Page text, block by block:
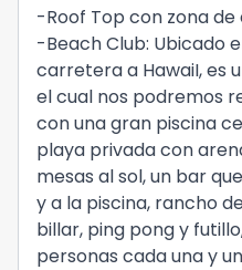
-Roof Top con zona
-Beach Club: Ubicado
carretera a HawaiI, es
el cual nos podremos
con una gran piscina
playa privada con
mesas al sol, un bar
y a la piscina, rancho
billar, ping pong y
personas cada una y